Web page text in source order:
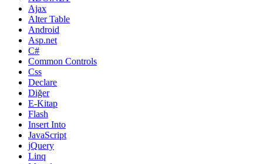
Ajax
Alter Table
Android
Asp.net
C#
Common Controls
Css
Declare
Diğer
E-Kitap
Flash
Insert Into
JavaScript
jQuery
Linq